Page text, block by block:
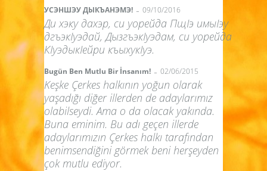
УСЭНШЭУ ДЫКЪАНЭМЭ! - 09/10/2016
Ди хэку дахэр, си уорейда ПщIэ имыIэу
дгъэкIуэдай, ДызгъэкIуэдам, си уорейда
КIуэдыкIейри къыхукIуэ.
Bugün Ben Mutlu Bir İnsanım! - 02/06/2015
Keşke Çerkes halkının yoğun olarak
yaşadığı diğer illerden de adaylarımız
olabilseydi. Ama o da olacak yakında.
Buna eminim. Bu adı geçen illerde
adaylarımızın Çerkes halkı tarafından
benimsendiğini görmek beni herşeyden
çok mutlu ediyor.